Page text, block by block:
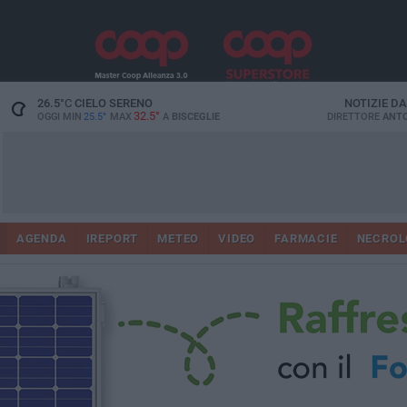
26.5°CCIELO SERENO
OGGI MIN 25.5° MAX 32.5° A BISCEGLIE
NOTIZIE
DIRETTORE
AGENDA IREPORT METEO VIDEO FARMACIE